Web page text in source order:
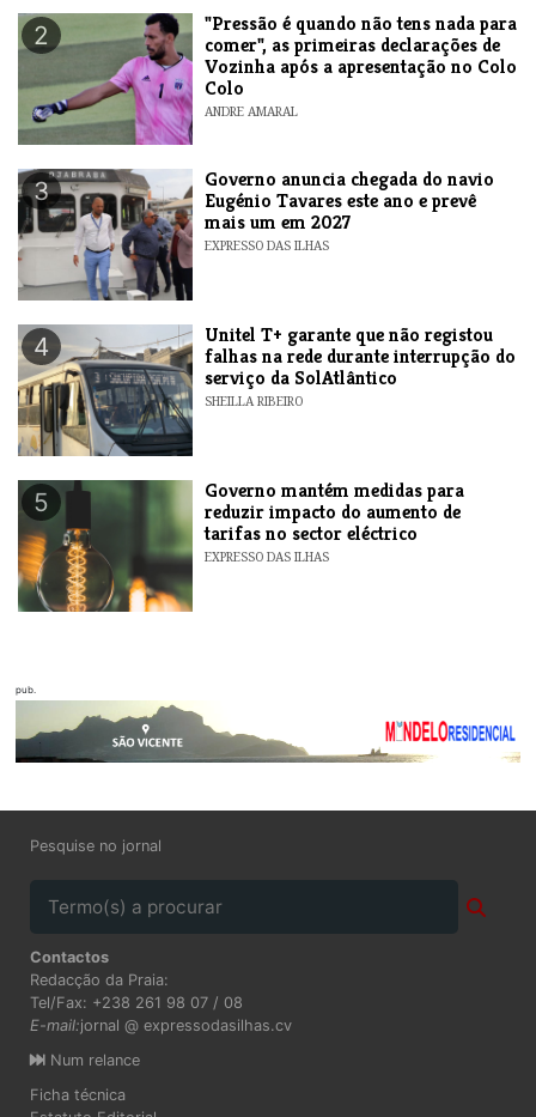
2
"Pressão é quando não tens nada para
comer", as primeiras declarações de
Vozinha após a apresentação no Colo
Colo
ANDRE AMARAL
3
Governo anuncia chegada do navio
Eugénio Tavares este ano e prevê
mais um em 2027
EXPRESSO DAS ILHAS
4
Unitel T+ garante que não registou
falhas na rede durante interrupção do
serviço da SolAtlântico
SHEILLA RIBEIRO
5
Governo mantém medidas para
reduzir impacto do aumento de
tarifas no sector eléctrico
EXPRESSO DAS ILHAS
pub.
Pesquise no jornal
Contactos
Redacção da Praia:
Tel/Fax: +238 261 98 07 / 08
E-mail:jornal @ expressodasilhas.cv
Num relance
Ficha técnica